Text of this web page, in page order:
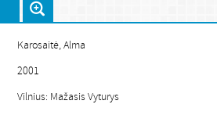
Karosaitė, Alma
2001
Vilnius: Mažasis Vyturys